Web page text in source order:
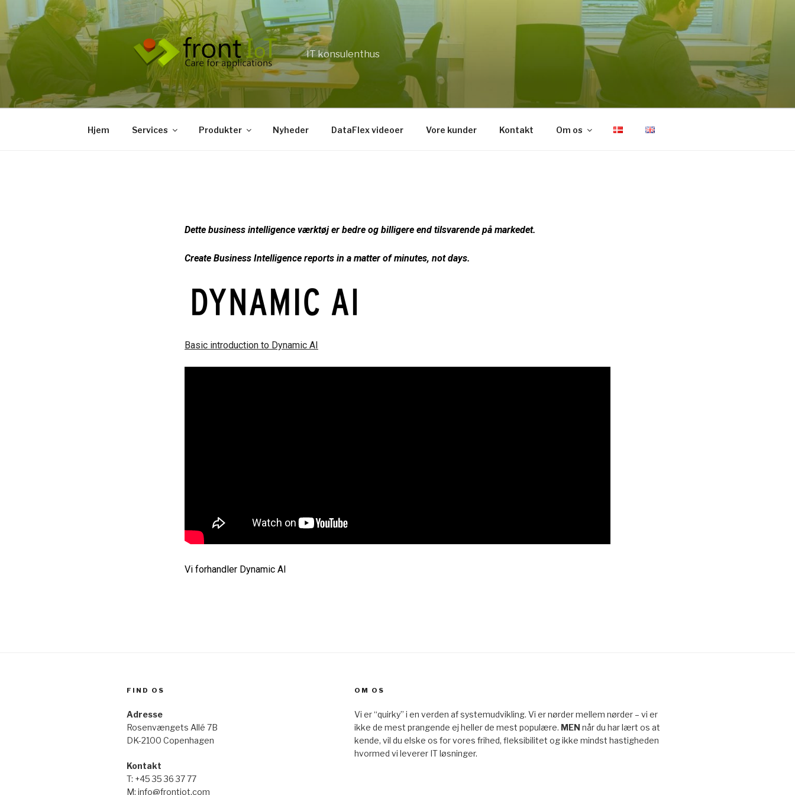
IT konsulenthus
Hjem Services Produkter Nyheder DataFlex videoer Vore kunder Kontakt Om os
Dette business intelligence værktøj er bedre og billigere end tilsvarende på markedet.
Create Business Intelligence reports in a matter of minutes, not days.
Basic introduction to Dynamic AI
Vi forhandler Dynamic AI
FIND OS
Adresse
Rosenvængets Allé 7B
DK-2100 Copenhagen
Kontakt
T: +45 35 36 37 77
M: info@frontiot.com
OM OS
Vi er “quirky” i en verden af systemudvikling. Vi er nørder mellem nørder – vi er
ikke de mest prangende ej heller de mest populære. MEN når du har lært os at
kende, vil du elske os for vores frihed, fleksibilitet og ikke mindst hastigheden
hvormed vi leverer IT løsninger.